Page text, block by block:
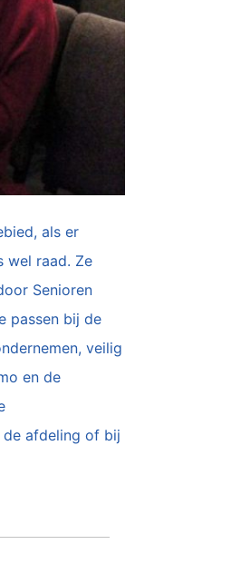
als er
wel raad. Ze
Senioren
passen bij de
veilig
en de
de afdeling of bij